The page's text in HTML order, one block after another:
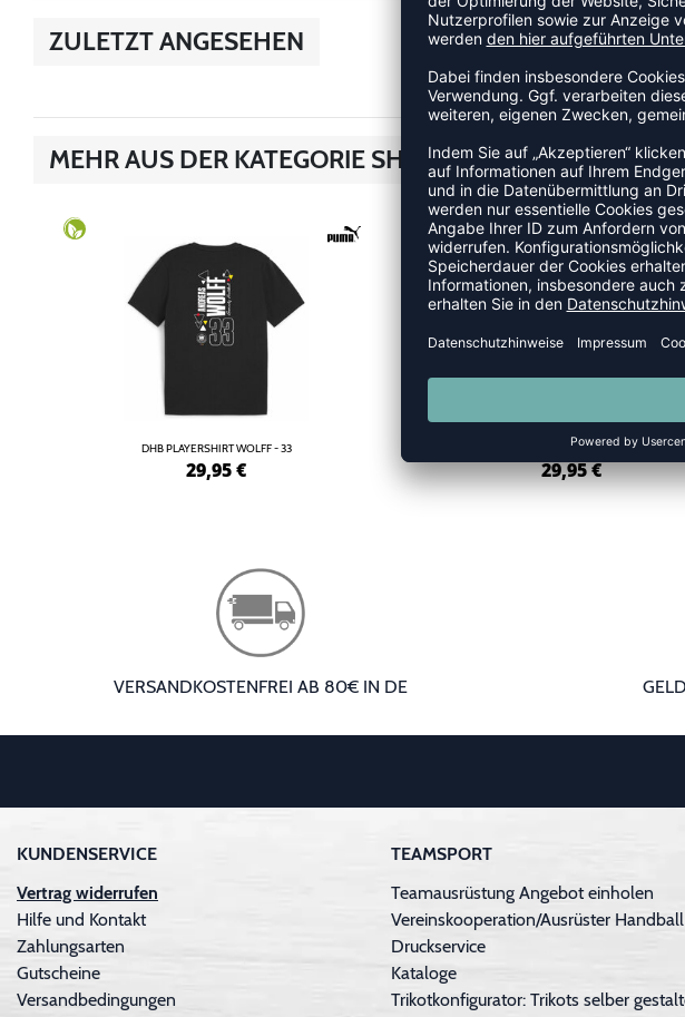
ZULETZT ANGESEHEN
MEHR AUS DER KATEGORIE SHIRTS
DHB PLAYERSHIRT WOLFF - 33
29,95€
DHB PLAYERSHIRT KNORR - 15
29,95€
VERSANDKOSTENFREI AB 80€ IN DE
KUNDENSERVICE
Vertrag widerrufen
Hilfe und Kontakt
Zahlungsarten
Gutscheine
Versandbedingungen
TEAMSPORT
Teamausrüstung Angebot einholen
Vereinskooperation/Ausrüster Handball
Druckservice
Kataloge
Trikotkonfigurator: Trikots selber